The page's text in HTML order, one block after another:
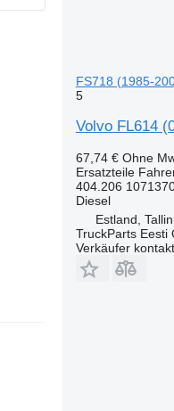
FS718 (1985-
5
Volvo FL614
67,74 € Ohne
Ersatzteile
404.206
Diesel
Estland,
TruckParts Eesti
Verkäufer